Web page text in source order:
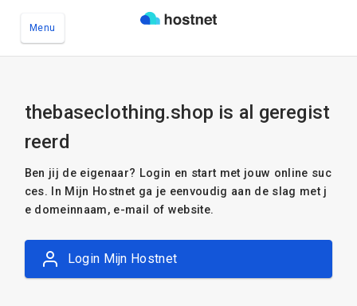
Menu
thebaseclothing.shop is al geregist
reerd
Ben jij de eigenaar? Login en start met jouw online suc
ces. In Mijn Hostnet ga je eenvoudig aan de slag met j
e domeinnaam, e-mail of website.
Login Mijn Hostnet